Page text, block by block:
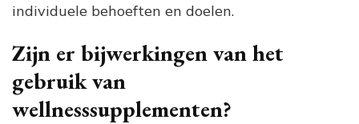
individuele behoeften en doelen.
Zijn er bijwerkingen van het
gebruik van
wellnesssupplementen?